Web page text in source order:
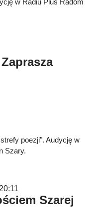
w Radiu Plus Radom
poezji". Audycję w
Szary.
Szarej